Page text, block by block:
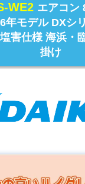
WE2 エアコン
年モデル DXシ
害仕様 海浜・
掛け